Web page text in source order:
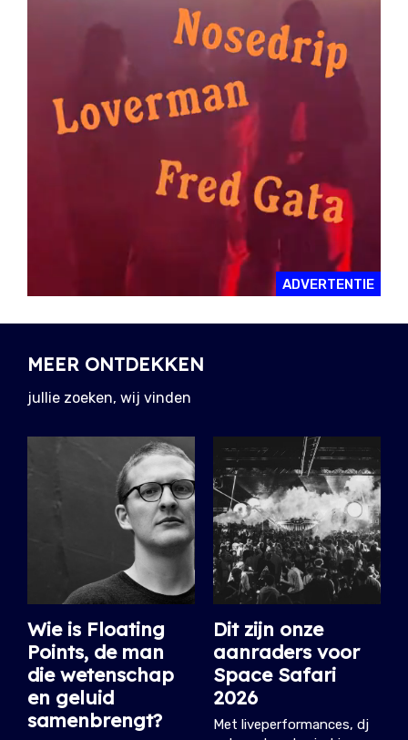
ADVERTENTIE
MEER ONTDEKKEN
jullie zoeken, wij vinden
Wie is Floating
Points, de man
die wetenschap
en geluid
samenbrengt?
Dit zijn onze
aanraders voor
Space Safari
2026
Met liveperformances, dj